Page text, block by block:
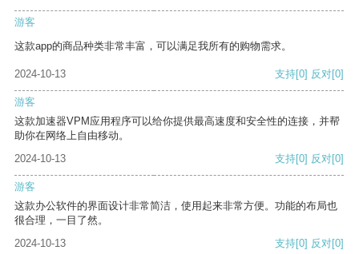
游客
这款app的商品种类非常丰富，可以满足我所有的购物需求。
2024-10-13 支持[0] 反对[0]
游客
这款加速器VPM应用程序可以给你提供最高速度和安全性的连接，并帮
助你在网络上自由移动。
2024-10-13
支持[0] 反对[0]
游客
这款办公软件的界面设计非常简洁，使用起来非常方便。功能的布局也
很合理，一目了然。
2024-10-13
支持[0] 反对[0]